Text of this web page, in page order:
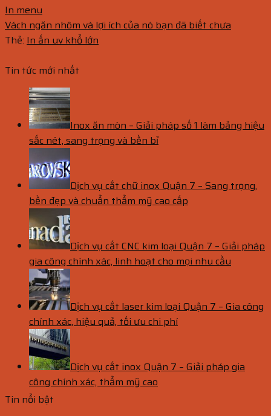
In menu
Vách ngăn nhôm và lợi ích của nó bạn đã biết chưa
Thẻ: In ấn uv khổ lớn
Tin tức mới nhất
Inox ăn mòn – Giải pháp số 1 làm bảng hiệu
sắc nét, sang trọng và bền bỉ
Dịch vụ cắt chữ inox Quận 7 – Sang trọng,
bền đẹp và chuẩn thẩm mỹ cao cấp
Dịch vụ cắt CNC kim loại Quận 7 – Giải pháp
gia công chính xác, linh hoạt cho mọi nhu cầu
Dịch vụ cắt laser kim loại Quận 7 – Gia công
chính xác, hiệu quả, tối ưu chi phí
Dịch vụ cắt inox Quận 7 – Giải pháp gia
công chính xác, thẩm mỹ cao
Tin nổi bật